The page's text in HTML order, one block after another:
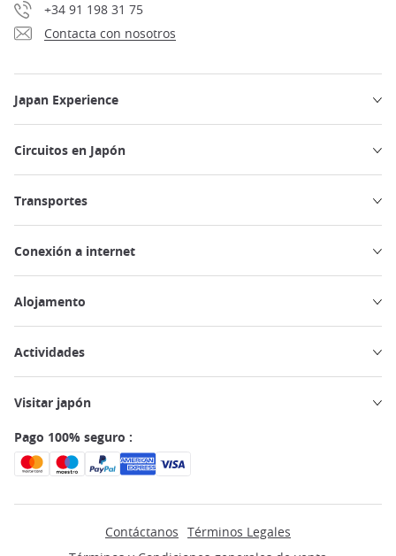
+34 91 198 31 75
Contacta con nosotros
Japan Experience
Circuitos en Japón
Transportes
Conexión a internet
Alojamento
Actividades
Visitar japón
Pago 100% seguro :
Contáctanos Términos Legales